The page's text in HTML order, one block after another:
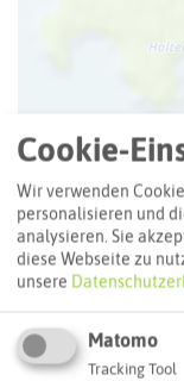
Cookie-
Wir verwenden
personalisieren und
analysieren. Sie
diese Webseite zu
unsere
Matomo
Tracking Tool